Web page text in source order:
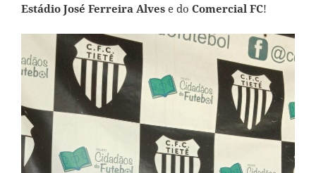
Estádio José Ferreira Alves e do Comercial FC!